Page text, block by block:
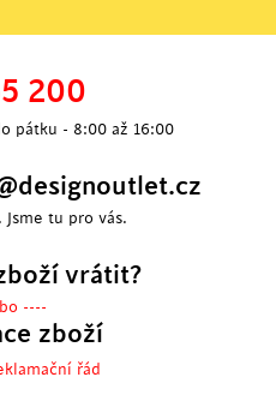
200
pátku - 8:00 až 16:00
Jsme tu pro vás.
vrátit?
----
zboží
řád